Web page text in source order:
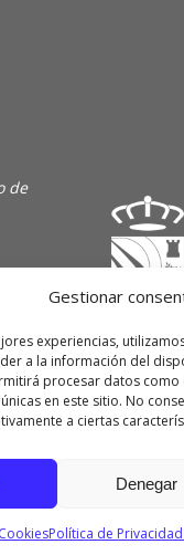
Gestionar
experiencias,
a la información del
procesar datos
en este sitio. No
a ciertas
Denegar
CookiesPolítica de
de